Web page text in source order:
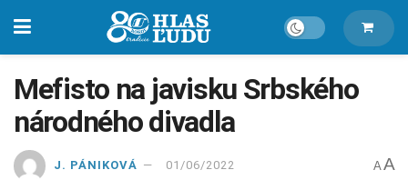
Mefisto na javisku Srbského
národného divadla
J. PÁNIKOVÁ 01/06/2022 A A